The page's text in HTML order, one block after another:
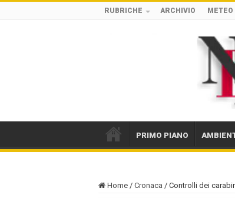
RUBRICHE ARCHIVIO METEO
PRIMO PIANO
Home / Cronaca / Controlli dei